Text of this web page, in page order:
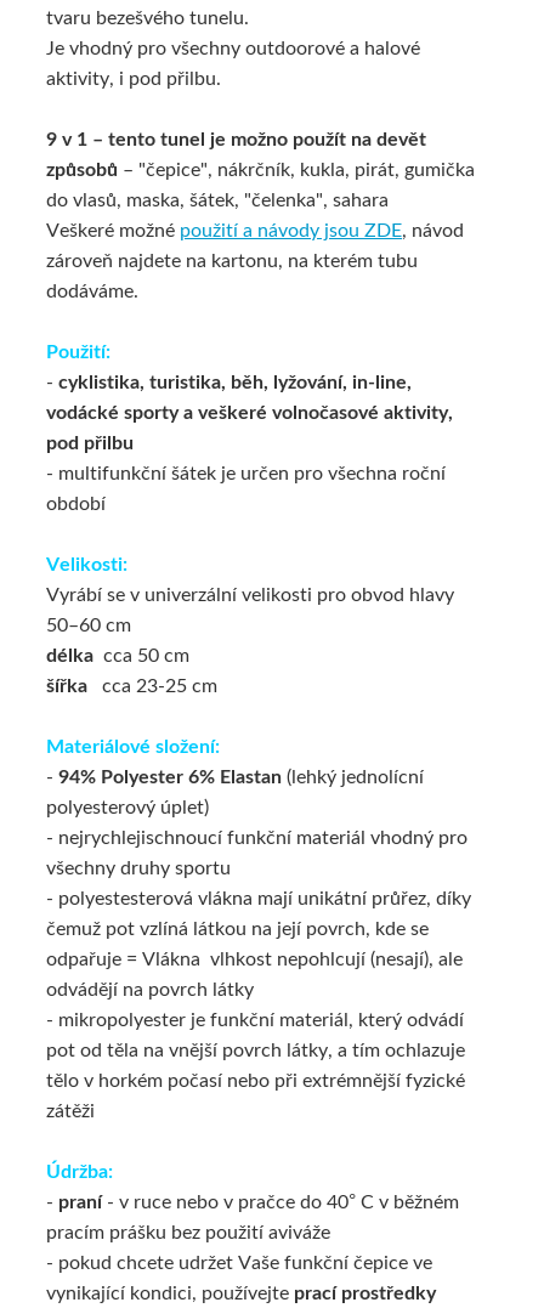
tvaru bezešvého tunelu.
Je vhodný pro všechny outdoorové a halové
aktivity, i pod přilbu.
9 v 1 – tento tunel je možno použít na devět
způsobů – "čepice", nákrčník, kukla, pirát, gumička
do vlasů, maska, šátek, "čelenka", sahara
Veškeré možné použití a návody jsou ZDE návod
zároveň najdete na kartonu, na kterém tubu
dodáváme.
Použití:
- cyklistika, turistika, běh, lyžování, in-line,
vodácké sporty a veškeré volnočasové aktivity,
pod přilbu
- multifunkční šátek je určen pro všechna roční
období
Velikosti:
Vyrábí se v univerzální velikosti pro obvod hlavy
50–60 cm
délka cca 50 cm
šířka
cca 23-25 cm
Materiálové složení:
-94% Polyester 6% Elastan (lehký jednolícní
polyesterový úplet)
- nejrychlejischnoucí funkční materiál vhodný pro
všechny druhy sportu
- polyestesterová vlákna mají unikátní průřez, díky
čemuž pot vzlíná látkou na její povrch, kde se
odpařuje = Vlákna vlhkost nepohlcují (nesají), ale
odvádějí na povrch látky
- mikropolyester je funkční materiál, který odvádí
pot od těla na vnější povrch látky, a tím ochlazuje
tělo v horkém počasí nebo při extrémnější fyzické
zátěži
Údržba:
- praní- v ruce nebo v pračce do 40° C v běžném
pracím prášku bez použití aviváže
- pokud chcete udržet Vaše funkční čepice ve
vynikající kondici, používejte prací prostředky